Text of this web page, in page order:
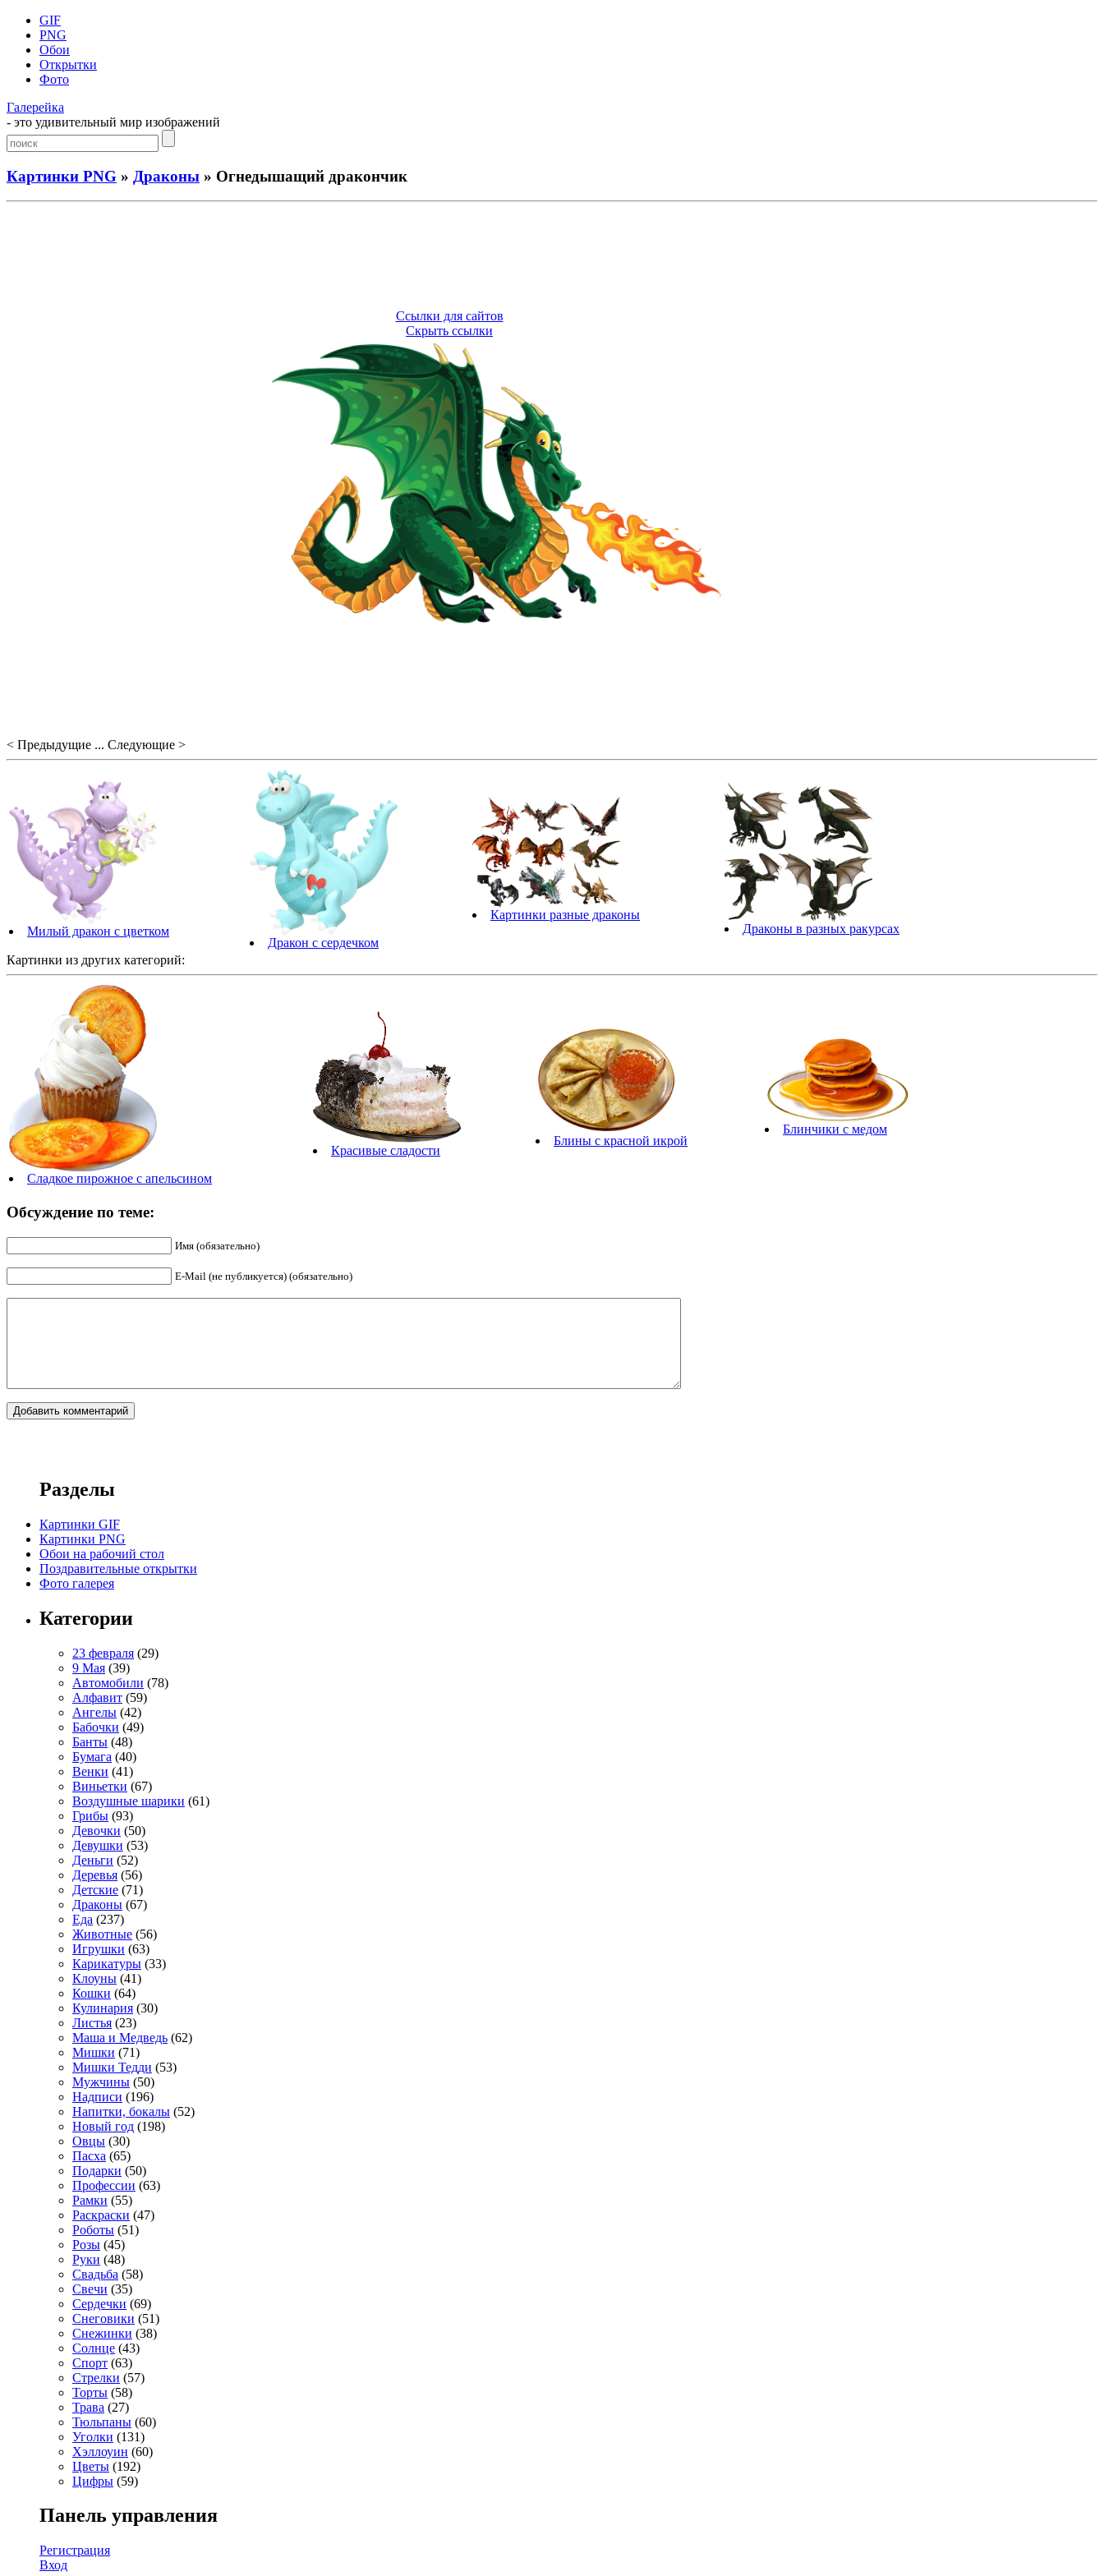
GIF
PNG
Обои
Открытки
Фото
Галерейка
- это удивительный мир изображений
Картинки PNG » Драконы » Огнедышащий дракончик
Ссылки для сайтов
Скрыть ссылки
< Предыдущие ... Следующие >
Милый дракон с цветком
Дракон с сердечком
Картинки разные драконы
Драконы в разных ракурсах
Картинки из других категорий:
Сладкое пирожное с апельсином
Красивые сладости
Блины с красной икрой
Блинчики с медом
Обсуждение по теме:
Имя (обязательно)
E-Mail (не публикуется) (обязательно)
Разделы
Картинки GIF
Картинки PNG
Обои на рабочий стол
Поздравительные открытки
Фото галерея
Категории
23 февраля (29)
9 Мая (39)
Автомобили (78)
Алфавит (59)
Ангелы (42)
Бабочки (49)
Банты (48)
Бумага (40)
Венки (41)
Виньетки (67)
Воздушные шарики (61)
Грибы (93)
Девочки (50)
Девушки (53)
Деньги (52)
Деревья (56)
Детские (71)
Драконы (67)
Еда (237)
Животные (56)
Игрушки (63)
Карикатуры (33)
Клоуны (41)
Кошки (64)
Кулинария (30)
Листья (23)
Маша и Медведь (62)
Мишки (71)
Мишки Тедди (53)
Мужчины (50)
Надписи (196)
Напитки, бокалы (52)
Новый год (198)
Овцы (30)
Пасха (65)
Подарки (50)
Профессии (63)
Рамки (55)
Раскраски (47)
Роботы (51)
Розы (45)
Руки (48)
Свадьба (58)
Свечи (35)
Сердечки (69)
Снеговики (51)
Снежинки (38)
Солнце (43)
Спорт (63)
Стрелки (57)
Торты (58)
Трава (27)
Тюльпаны (60)
Уголки (131)
Хэллоуин (60)
Цветы (192)
Цифры (59)
Панель управления
Регистрация
Вход